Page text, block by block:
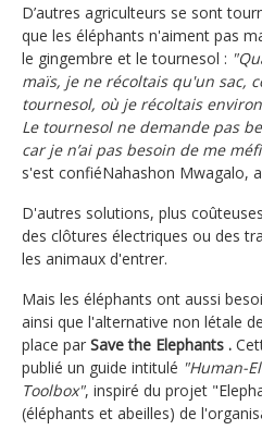
D’autres agriculteurs se sont
que les éléphants n'aiment pas
le gingembre et le tournesol :
maïs, je ne récoltais qu'un sac,
tournesol, où je récoltais
Le tournesol ne demande pas
car je n’ai pas besoin de me
s'est confiéNahashon Mwagalo,
D'autres solutions, plus
des clôtures électriques ou des
les animaux d'entrer.
Mais les éléphants ont aussi
ainsi que l'alternative non létale
place par Save the Elephants .
publié un guide intitulé "Human-
Toolbox", inspiré du projet
(éléphants et abeilles) de